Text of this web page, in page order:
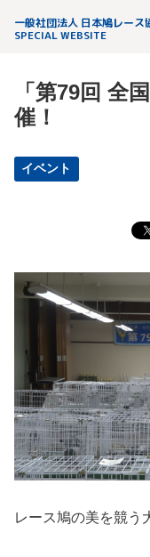
一般社団法人 日本鳩レース
SPECIAL WEBSITE
「第79回 全
催！
イベント
レース鳩の美を競う